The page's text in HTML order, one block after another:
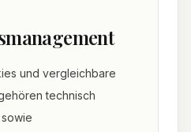
und vergleichbare
technisch